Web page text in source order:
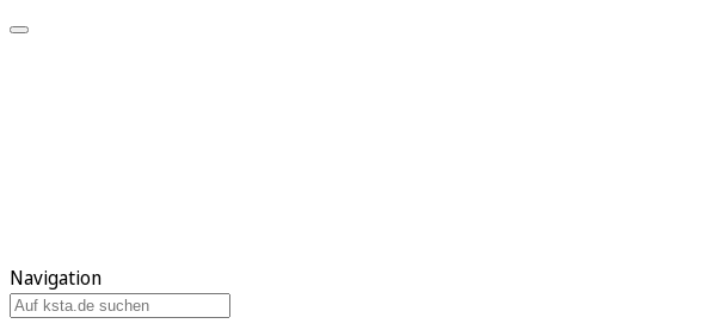
Navigation